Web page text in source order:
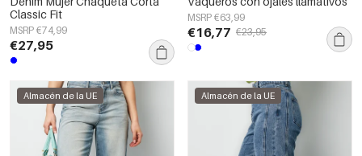
Classic Fit
MSRP €74,99
€27,95
MSRP €63,99
€16,77 €23,95
Almacén de la UE Almacén de la UE